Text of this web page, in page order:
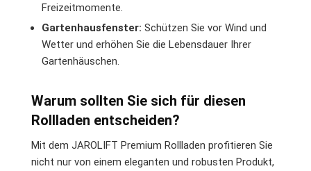
Freizeitmomente.
Gartenhausfenster: Schützen Sie vor Wind und
Wetter und erhöhen Sie die Lebensdauer Ihrer
Gartenhäuschen.
Warum sollten Sie sich für diesen
Rollladen entscheiden?
Mit dem JAROLIFT Premium Rollladen profitieren Sie
nicht nur von einem eleganten und robusten Produkt,